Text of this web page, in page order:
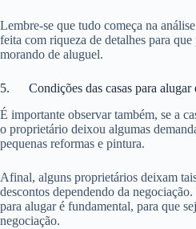
Lembre-se que tudo começa na
feita com riqueza de detalhes para
morando de aluguel.
5. Condições das casas para alugar
É importante observar também, se a
o proprietário deixou algumas
pequenas reformas e pintura.
Afinal, alguns proprietários deixam
descontos dependendo da
para alugar é fundamental, para que
negociação.